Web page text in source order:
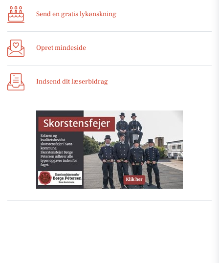
Send en gratis lykønskning
Opret mindeside
Indsend dit læserbidrag